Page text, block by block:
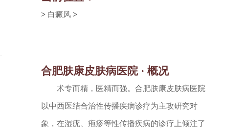
> 白癜风 >
合肥肤康皮肤病医院 · 概况
术专而精，医精而强。合肥肤康皮肤病医院
以中西医结合治性传播疾病诊疗为主攻研究对
象，在湿疣、疱疹等性传播疾病的诊疗上倾注了